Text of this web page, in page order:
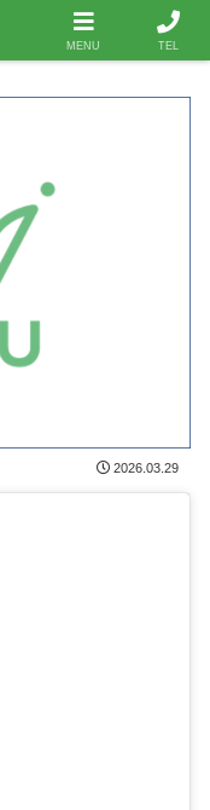
する対応について
2026.03.29
MENU TEL